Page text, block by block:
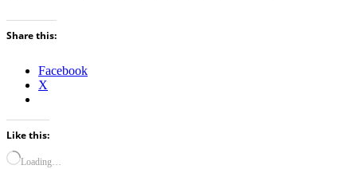
Share this:
Facebook
X
Like this:
Loading…